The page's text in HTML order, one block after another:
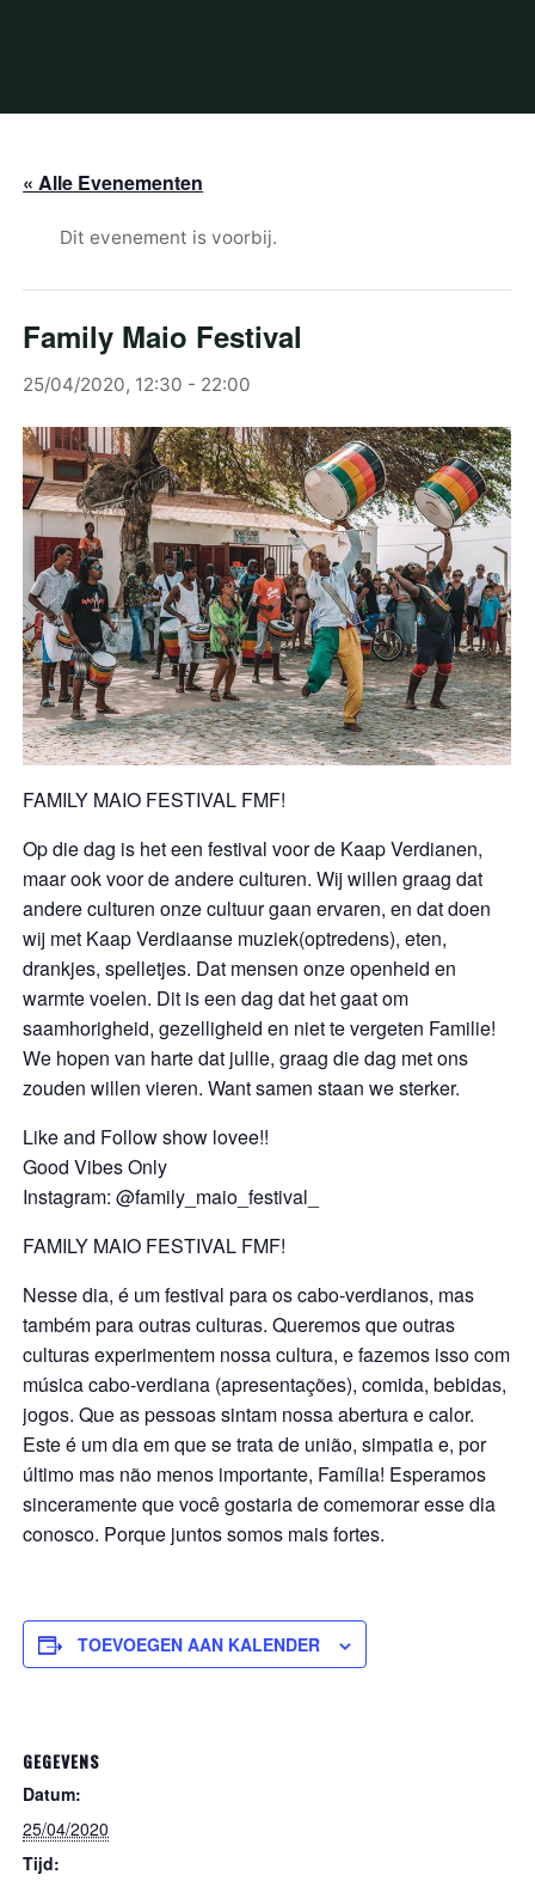
« Alle Evenementen
Dit evenement is voorbij.
Family Maio Festival
25/04/2020, 12:30 - 22:00
FAMILY MAIO FESTIVAL FMF!
Op die dag is het een festival voor de Kaap Verdianen,
maar ook voor de andere culturen. Wij willen graag dat
andere culturen onze cultuur gaan ervaren, en dat doen
wij met Kaap Verdiaanse muziek(optredens), eten,
drankjes, spelletjes. Dat mensen onze openheid en
warmte voelen. Dit is een dag dat het gaat om
saamhorigheid, gezelligheid en niet te vergeten Familie!
We hopen van harte dat jullie, graag die dag met ons
zouden willen vieren. Want samen staan we sterker.
Like and Follow show lovee!!
Good Vibes Only
Instagram: @family_maio_festival_
FAMILY MAIO FESTIVAL FMF!
Nesse dia, é um festival para os cabo-verdianos, mas
também para outras culturas. Queremos que outras
culturas experimentem nossa cultura, e fazemos isso com
música cabo-verdiana (apresentações), comida, bebidas,
jogos. Que as pessoas sintam nossa abertura e calor.
Este é um dia em que se trata de união, simpatia e, por
último mas não menos importante, Família! Esperamos
sinceramente que você gostaria de comemorar esse dia
conosco. Porque juntos somos mais fortes.
TOEVOEGEN AAN KALENDER
GEGEVENS
Datum:
25/04/2020
Tijd: